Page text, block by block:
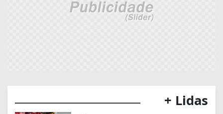
+ Lidas